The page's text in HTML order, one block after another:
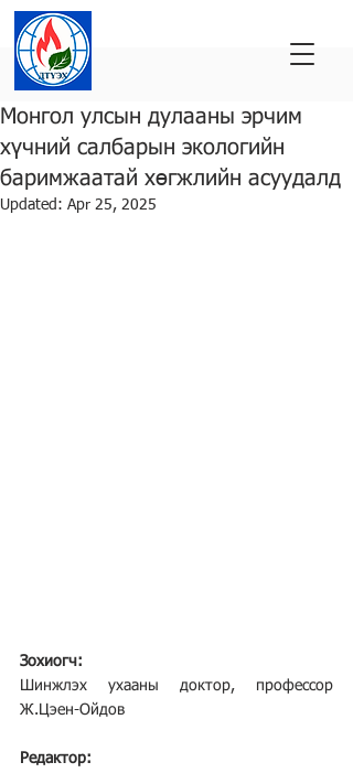
Монгол улсын дулааны эрчим
хүчний салбарын экологийн
баримжаатай хөгжлийн асуудалд
Updated: Apr 25, 2025
Зохиогч:
Шинжлэх ухааны доктор, профессор
Ж.Цэен-Ойдов
Редактор: